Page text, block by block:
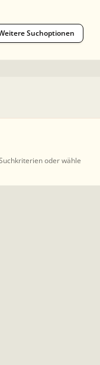
Suchoptionen
oder wähle